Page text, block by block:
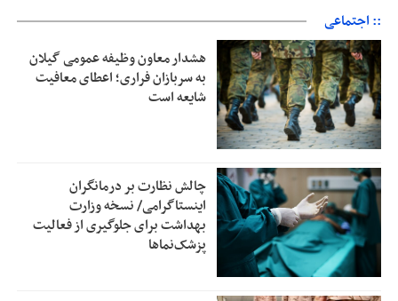
:: اجتماعی
هشدار معاون وظیفه عمومی گیلان
به سربازان فراری؛ اعطای معافیت
شایعه است
چالش نظارت بر درمانگران
اینستاگرامی/ نسخه وزارت
بهداشت برای جلوگیری از فعالیت
پزشک‌نماها